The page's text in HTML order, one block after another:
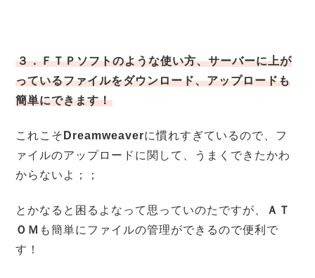
３．ＦＴＰソフトのような使い方、サーバーに上が
っているファイルをダウンロード、アップロードも
簡単にできます！
これこそ Dreamweaverに慣れすぎているので、フ
ァイルのアップロードに関して、うまくできたかわ
からないよ；；
とかなると困るよなって思っていのたですが、
ＡＴ
ＯＭ も簡単にファイルの管理ができるので便利で
す！